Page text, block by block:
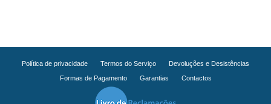
Política de privacidade Termos do Serviço
Devoluções e Desistências
Formas de Pagamento
Garantias Contactos